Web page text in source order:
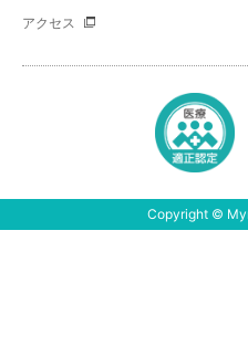
アクセス
Copyright ©